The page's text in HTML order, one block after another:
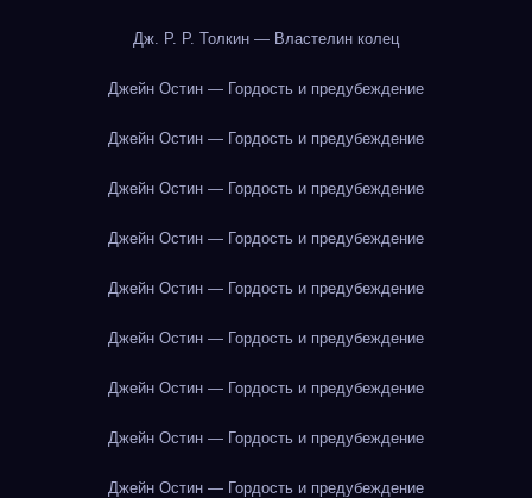
Дж. Р. Р. Толкин — Властелин колец
Джейн Остин — Гордость и предубеждение
Джейн Остин — Гордость и предубеждение
Джейн Остин — Гордость и предубеждение
Джейн Остин — Гордость и предубеждение
Джейн Остин — Гордость и предубеждение
Джейн Остин — Гордость и предубеждение
Джейн Остин — Гордость и предубеждение
Джейн Остин — Гордость и предубеждение
Джейн Остин — Гордость и предубеждение